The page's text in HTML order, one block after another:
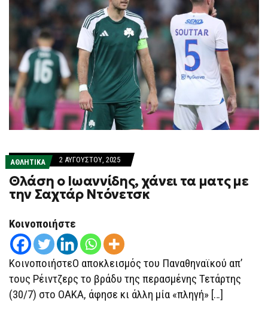
ΑΘΛΗΤΙΚΑ 2 ΑΥΓΟΎΣΤΟΥ, 2025
Θλάση ο Ιωαννίδης, χάνει τα ματς με
την Σαχτάρ Ντόνετσκ
Κοινοποιήστε
ΚοινοποιήστεΟ αποκλεισμός του Παναθηναϊκού απ’
τους Ρέιντζερς το βράδυ της περασμένης Τετάρτης
(30/7) στο ΟΑΚΑ, άφησε κι άλλη μία «πληγή» […]